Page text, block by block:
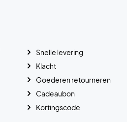
Snelle levering
Klacht
Goederen retourneren
Cadeaubon
Kortingscode